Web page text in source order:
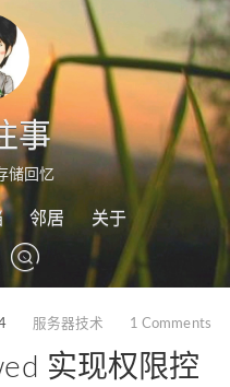
事
储回忆
邻居 关于
服务器技术 1 Comments
实现权限控